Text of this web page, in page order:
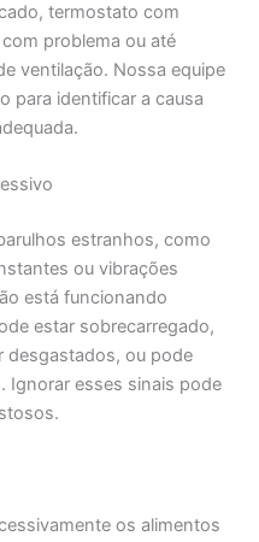
termostato com
problema ou até
ventilação. Nossa equipe
para identificar a causa
estranhos, como
ou vibrações
está funcionando
estar sobrecarregado,
desgastados, ou pode
Ignorar esses sinais pode
os alimentos